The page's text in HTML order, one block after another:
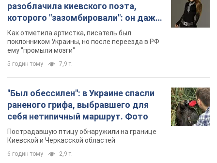
разоблачила киевского поэта,
которого "зазомбировали": он даже
русского не знал, а теперь хочет
геноцида украинцев
Как отметила артистка, писатель был
поклонником Украины, но после переезда в РФ
ему "промыли мозги"
5 годин тому 7,9 т.
"Был обессилен": в Украине спасли
раненого грифа, выбравшего для
себя нетипичный маршрут. Фото
Пострадавшую птицу обнаружили на границе
Киевской и Черкасской областей
6 годин тому 2,9 т.